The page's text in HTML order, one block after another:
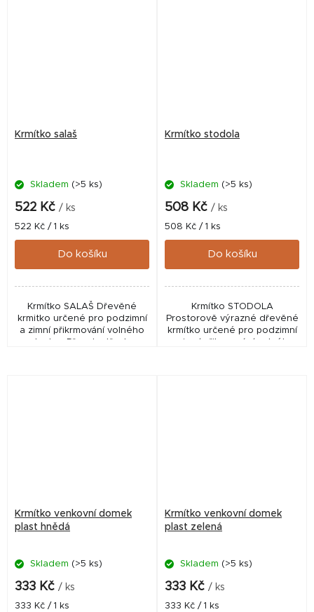
Krmítko salaš
Skladem (>5 ks)
522 Kč / ks
Měrná
cena:
522 Kč / 1 ks
Do košíku
Krmítko SALAŠ Dřevěné
krmitko určené pro podzimní
a zimní přikrmování volného
ptactva. Přesah střechy
Krmítko stodola
Skladem (>5 ks)
508 Kč / ks
Měrná
cena:
508 Kč / 1 ks
Do košíku
Krmítko STODOLA
Prostorově výrazné dřevěné
krmítko určené pro podzimní
a zimní přikrmování volného
Krmítko venkovní domek
plast hnědá
Skladem (>5 ks)
333 Kč / ks
Měrná
333 Kč / 1 ks
Krmítko venkovní domek
plast zelená
Skladem (>5 ks)
333 Kč / ks
Měrná
333 Kč / 1 ks